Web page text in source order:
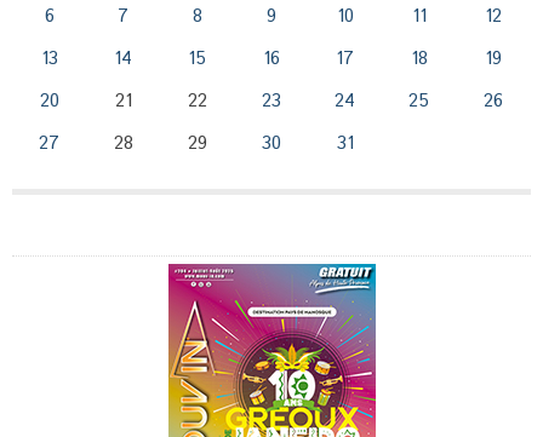
6
7 8 9 10 11
12
13
14 15 16 17 18
19
20
21 22 23 24 25
26
27
28 29 30 31